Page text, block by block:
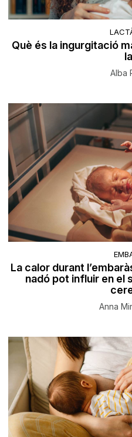
Què és la ingurgitació
Alba
La calor durant
nadó pot influir en el
Anna